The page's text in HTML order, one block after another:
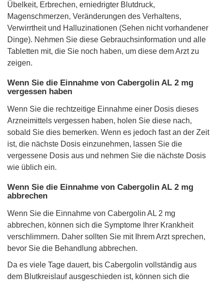
Übelkeit, Erbrechen, erniedrigter Blutdruck,
Magenschmerzen, Veränderungen des Verhaltens,
Verwirrtheit und Halluzinationen (Sehen nicht vorhandener
Dinge). Nehmen Sie diese Gebrauchsinformation und alle
Tabletten mit, die Sie noch haben, um diese dem Arzt zu
zeigen.
Wenn Sie die Einnahme von Cabergolin AL 2 mg
vergessen haben
Wenn Sie die rechtzeitige Einnahme einer Dosis dieses
Arzneimittels vergessen haben, holen Sie diese nach,
sobald Sie dies bemerken. Wenn es jedoch fast an der Zeit
ist, die nächste Dosis einzunehmen, lassen Sie die
vergessene Dosis aus und nehmen Sie die nächste Dosis
wie üblich ein.
Wenn Sie die Einnahme von Cabergolin AL 2 mg
abbrechen
Wenn Sie die Einnahme von Cabergolin AL 2 mg
abbrechen, können sich die Symptome Ihrer Krankheit
verschlimmern. Daher sollten Sie mit Ihrem Arzt sprechen,
bevor Sie die Behandlung abbrechen.
Da es viele Tage dauert, bis Cabergolin vollständig aus
dem Blutkreislauf ausgeschieden ist, können sich die